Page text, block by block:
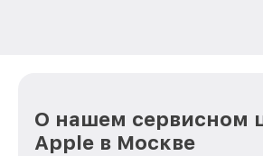
О нашем сервисном
Apple в Москве